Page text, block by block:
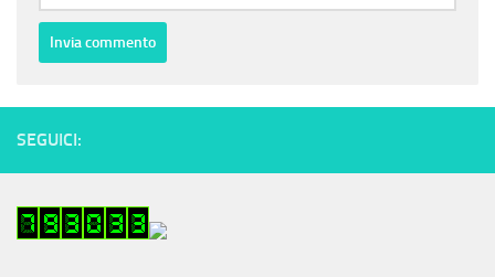
SEGUICI: